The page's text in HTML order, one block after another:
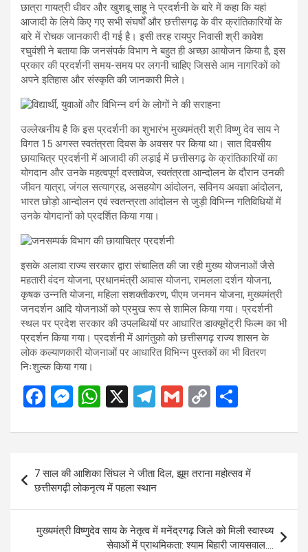
छात्रा गायत्री धीवर और खुशबू साहू ने प्रदर्शनी के बारे में कहा कि यहां
आजादी के लिये किए गए सभी संघर्षों और छत्तीसगढ़ के वीर क्रांतिकारियों के
बारे में रोचक जानकारी दी गई है। इसी तरह रायपुर निवासी श्री कावेश
रघुवंशी ने बताया कि जनसंपर्क विभाग ने बहुत ही अच्छा आयोजन किया है, इस
प्रकार की प्रदर्शनी समय-समय पर लगनी चाहिए जिससे आम नागरिकों को
अपने इतिहास और संस्कृति की जानकारी मिले।
उल्लेखनीय है कि इस प्रदर्शनी का शुभारंभ मुख्यमंत्री श्री विष्णु देव साय ने
विगत 15 अगस्त स्वतंत्रता दिवस के अवसर पर किया था। सात दिवसीय
छायाचित्र प्रदर्शनी में आजादी की लड़ाई में छत्तीसगढ़ के क्रांतिकारियों का
योगदान और उनके महत्वपूर्ण दस्तावेज, स्वतंत्रता आन्दोलन के दौरान उनकी
जीवन यात्रा, जंगल सत्याग्रह, असहयोग आंदोलन, सविनय अवज्ञा आंदोलन,
भारत छोड़ो आन्दोलन एवं स्वतन्त्रता आंदोलन से जुड़ी विभिन्न गतिविधियों में
उनके योगदानों को प्रदर्शित किया गया।
इसके अलावा राज्य सरकार द्वारा संचालित की जा रही मुख्य योजनाओं जैसे
महतारी वंदन योजना, प्रधानमंत्री आवास योजना, रामलला दर्शन योजना,
कृषक उन्नति योजना, महिला सशक्तीकरण, पीएम जनमन योजना, मुख्यमंत्री
जनदर्शन आदि योजनाओं को प्रमुख रूप से शामिल किया गया। प्रदर्शनी
स्थल पर प्रदेश सरकार की उपलब्धियों पर आधारित डाक्यूमेंट्री फिल्म का भी
प्रदर्शन किया गया। प्रदर्शनी में आगंतुको को छत्तीसगढ़ राज्य शासन के
लोक कल्याणकारी योजनाओं पर आधारित विभिन्न पुस्तकों का भी वितरण
निःशुल्क किया गया।
F
ce
o
o
k
M
se
n
g
er
W
at
s
A
p
p
X
T
e
gr
a
m
G
ail
C
py
Li
n
k
ar
e
navigation
7 साल की आशिका सिंघल ने जीता दिल, झूम तराना महोत्सव में
छत्तीसगढ़ी लोकनृत्य में पहला स्थान
मुख्यमंत्री विष्णुदेव साय के नेतृत्व में मनेंद्रगढ़ जिले को मिली स्वास्थ्य
सेवाओं में प्राथमिकता: श्याम बिहारी जायसवाल….